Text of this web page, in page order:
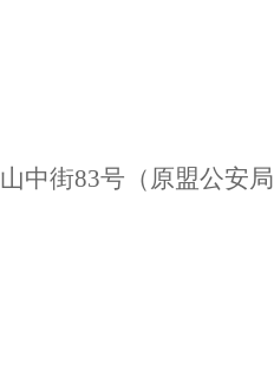
中街83号（原盟公安局